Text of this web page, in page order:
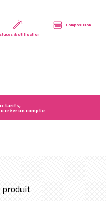
& utilisation
Composition
tarifs,
créer un compte